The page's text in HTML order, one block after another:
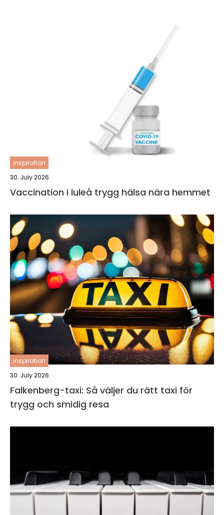
inspiration
30. July 2026
Vaccination i luleå trygg hälsa nära hemmet
inspiration
30. July 2026
Falkenberg-taxi: Så väljer du rätt taxi för
trygg och smidig resa